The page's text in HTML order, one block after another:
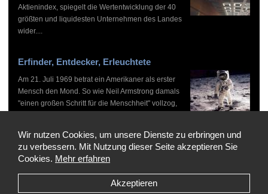
Aktienindex, spiegelt die Wertentwicklung der 40
größten und liquidesten Unternehmen des Landes
wider....
Erfinder, Entdecker, Erleuchtete
Am 21. Juli 1969 betrat ein Amerikaner als erster
Mensch den Mond. So wie Neil Armstrong damals
"einen großen Schritt für die Menschheit" vollzog,
Copyright © 1999-2026 by WHO'S WHO, Alle Rechte vorbehalten
Wir nutzen Cookies, um unsere Dienste zu erbringen und
zu verbessern. Mit Nutzung dieser Seite akzeptieren Sie
Cookies. Mehr erfahren
Akzeptieren